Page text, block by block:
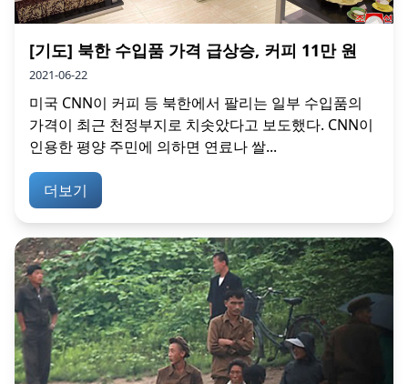
[기도] 북한 수입품 가격 급상승, 커피 11만 원
2021-06-22
미국 CNN이 커피 등 북한에서 팔리는 일부 수입품의
가격이 최근 천정부지로 치솟았다고 보도했다. CNN이
인용한 평양 주민에 의하면 연료나 쌀...
더보기